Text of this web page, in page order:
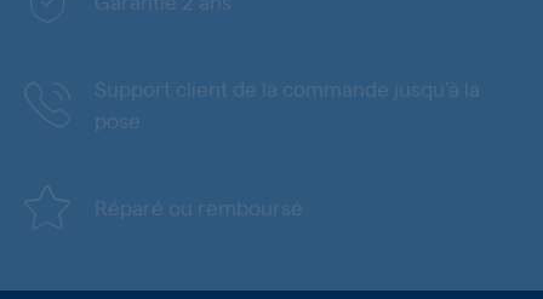
Support client de la commande jusqu'à la
pose
Réparé ou remboursé